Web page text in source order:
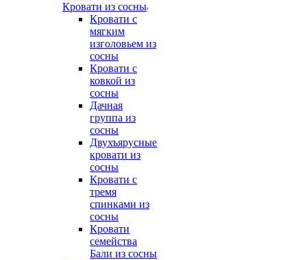
Кровати из сосны
Кровати с
мягким
изголовьем из
сосны
Кровати с
ковкой из
сосны
Дачная
группа из
сосны
Двухъярусные
кровати из
сосны
Кровати с
тремя
спинками из
сосны
Кровати
семейства
Бали из сосны